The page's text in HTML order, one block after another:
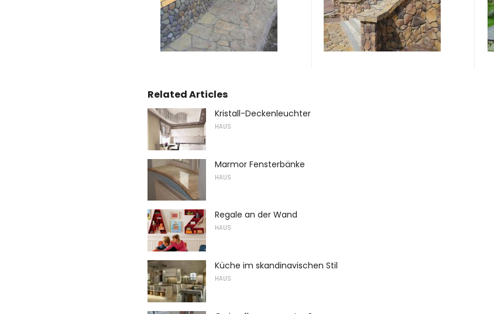
Related Articles
Kristall-Deckenleuchter
HAUS
Marmor Fensterbänke
HAUS
Regale an der Wand
HAUS
Küche im skandinavischen Stil
HAUS